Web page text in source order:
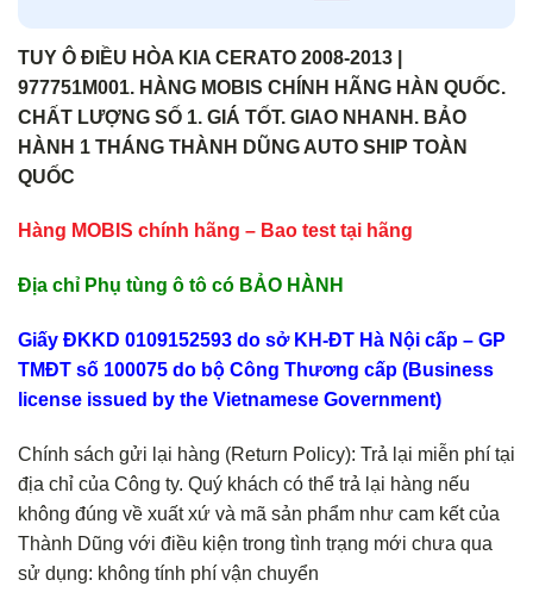
TUY Ô ĐIỀU HÒA KIA CERATO 2008-2013 |
977751M001. HÀNG MOBIS CHÍNH HÃNG HÀN QUỐC.
CHẤT LƯỢNG SỐ 1. GIÁ TỐT. GIAO NHANH. BẢO
HÀNH 1 THÁNG THÀNH DŨNG AUTO SHIP TOÀN
QUỐC
Hàng MOBIS chính hãng – Bao test tại hãng
Địa chỉ Phụ tùng ô tô có BẢO HÀNH
Giấy ĐKKD 0109152593 do sở KH-ĐT Hà Nội cấp – GP
TMĐT số 100075 do bộ Công Thương cấp (Business
license issued by the Vietnamese Government)
Chính sách gửi lại hàng (Return Policy): Trả lại miễn phí tại
địa chỉ của Công ty. Quý khách có thể trả lại hàng nếu
không đúng về xuất xứ và mã sản phẩm như cam kết của
Thành Dũng với điều kiện trong tình trạng mới chưa qua
sử dụng: không tính phí vận chuyển